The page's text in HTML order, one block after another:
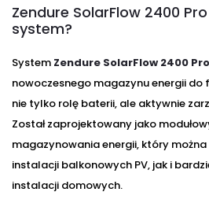
Zendure SolarFlow 2400
system?
System Zendure SolarFlow 2400 Pro
nowoczesnego magazynu energii do
nie tylko rolę baterii, ale aktywnie
Został zaprojektowany jako
magazynowania energii, który
instalacji balkonowych PV, jak i
instalacji domowych.